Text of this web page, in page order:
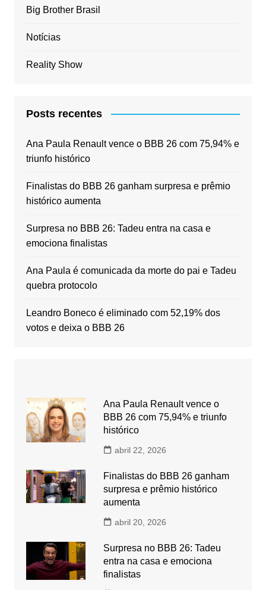
Big Brother Brasil
Notícias
Reality Show
Posts recentes
Ana Paula Renault vence o BBB 26 com 75,94% e
triunfo histórico
Finalistas do BBB 26 ganham surpresa e prêmio
histórico aumenta
Surpresa no BBB 26: Tadeu entra na casa e
emociona finalistas
Ana Paula é comunicada da morte do pai e Tadeu
quebra protocolo
Leandro Boneco é eliminado com 52,19% dos
votos e deixa o BBB 26
Ana Paula Renault vence o
BBB 26 com 75,94% e triunfo
histórico
abril 22, 2026
Finalistas do BBB 26 ganham
surpresa e prêmio histórico
aumenta
abril 20, 2026
Surpresa no BBB 26: Tadeu
entra na casa e emociona
finalistas